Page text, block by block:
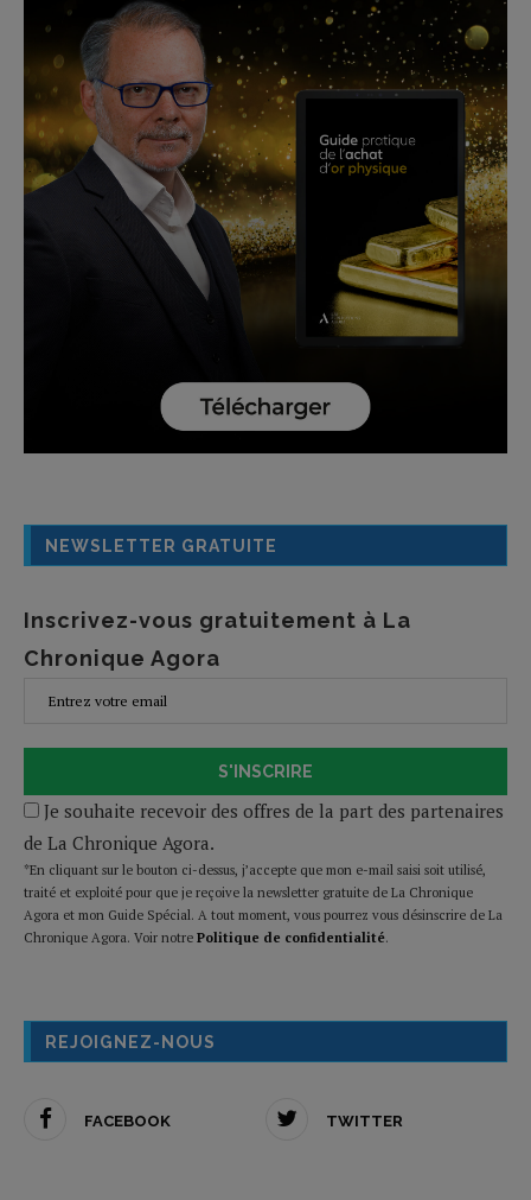
NEWSLETTER GRATUITE
Inscrivez-vous gratuitement à La
Chronique Agora
S'INSCRIRE
Je souhaite recevoir des offres de la part des partenaires
de La Chronique Agora.
*En cliquant sur le bouton ci-dessus, j’accepte que mon e-mail saisi soit utilisé,
traité et exploité pour que je reçoive la newsletter gratuite de La Chronique
Agora et mon Guide Spécial. A tout moment, vous pourrez vous désinscrire de La
Chronique Agora. Voir notre Politique de confidentialité.
REJOIGNEZ-NOUS
FACEBOOK TWITTER